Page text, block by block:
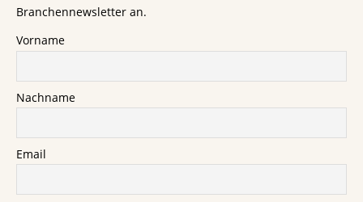
Branchennewsletter an.
Vorname
Nachname
Email